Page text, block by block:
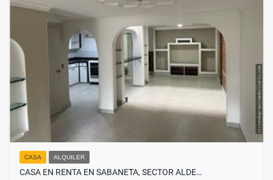
CASA ALQUILER
CASA EN RENTA EN SABANETA, SECTOR ALDE…